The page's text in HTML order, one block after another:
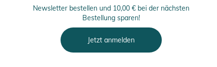
Newsletter bestellen und 10,00 € bei der nächsten
Bestellung sparen!
Jetzt anmelden